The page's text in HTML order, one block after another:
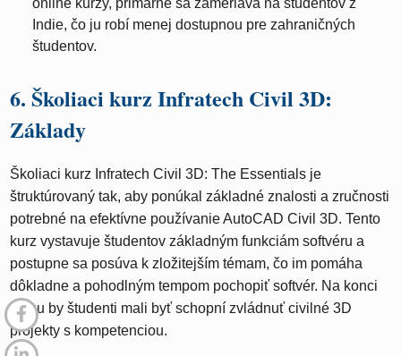
online kurzy, primárne sa zameriava na študentov z
Indie, čo ju robí menej dostupnou pre zahraničných
študentov.
6. Školiaci kurz Infratech Civil 3D:
Základy
Školiaci kurz Infratech Civil 3D: The Essentials je
štruktúrovaný tak, aby ponúkal základné znalosti a zručnosti
potrebné na efektívne používanie AutoCAD Civil 3D. Tento
kurz vystavuje študentov základným funkciám softvéru a
postupne sa posúva k zložitejším témam, čo im pomáha
dôkladne a pohodlným tempom pochopiť softvér. Na konci
kurzu by študenti mali byť schopní zvládnuť civilné 3D
projekty s kompetenciou.